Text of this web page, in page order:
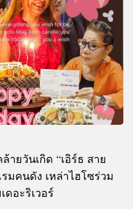
ยวันเกิด “เอิร์ธ สาย
มคนดัง เหล่าไฮโซร่วม
อะริเวอร์